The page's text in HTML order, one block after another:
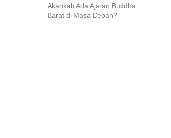
Akankah Ada Ajaran Buddha
Barat di Masa Depan?